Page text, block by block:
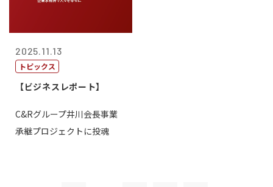
2025.11.13
トピックス
【ビジネスレポート】
C&Rグループ井川会長事業
承継プロジェクトに投魂